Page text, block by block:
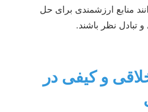
منابع ارزشمندی برای حل
تبادل نظر باشند.
و کیفی در